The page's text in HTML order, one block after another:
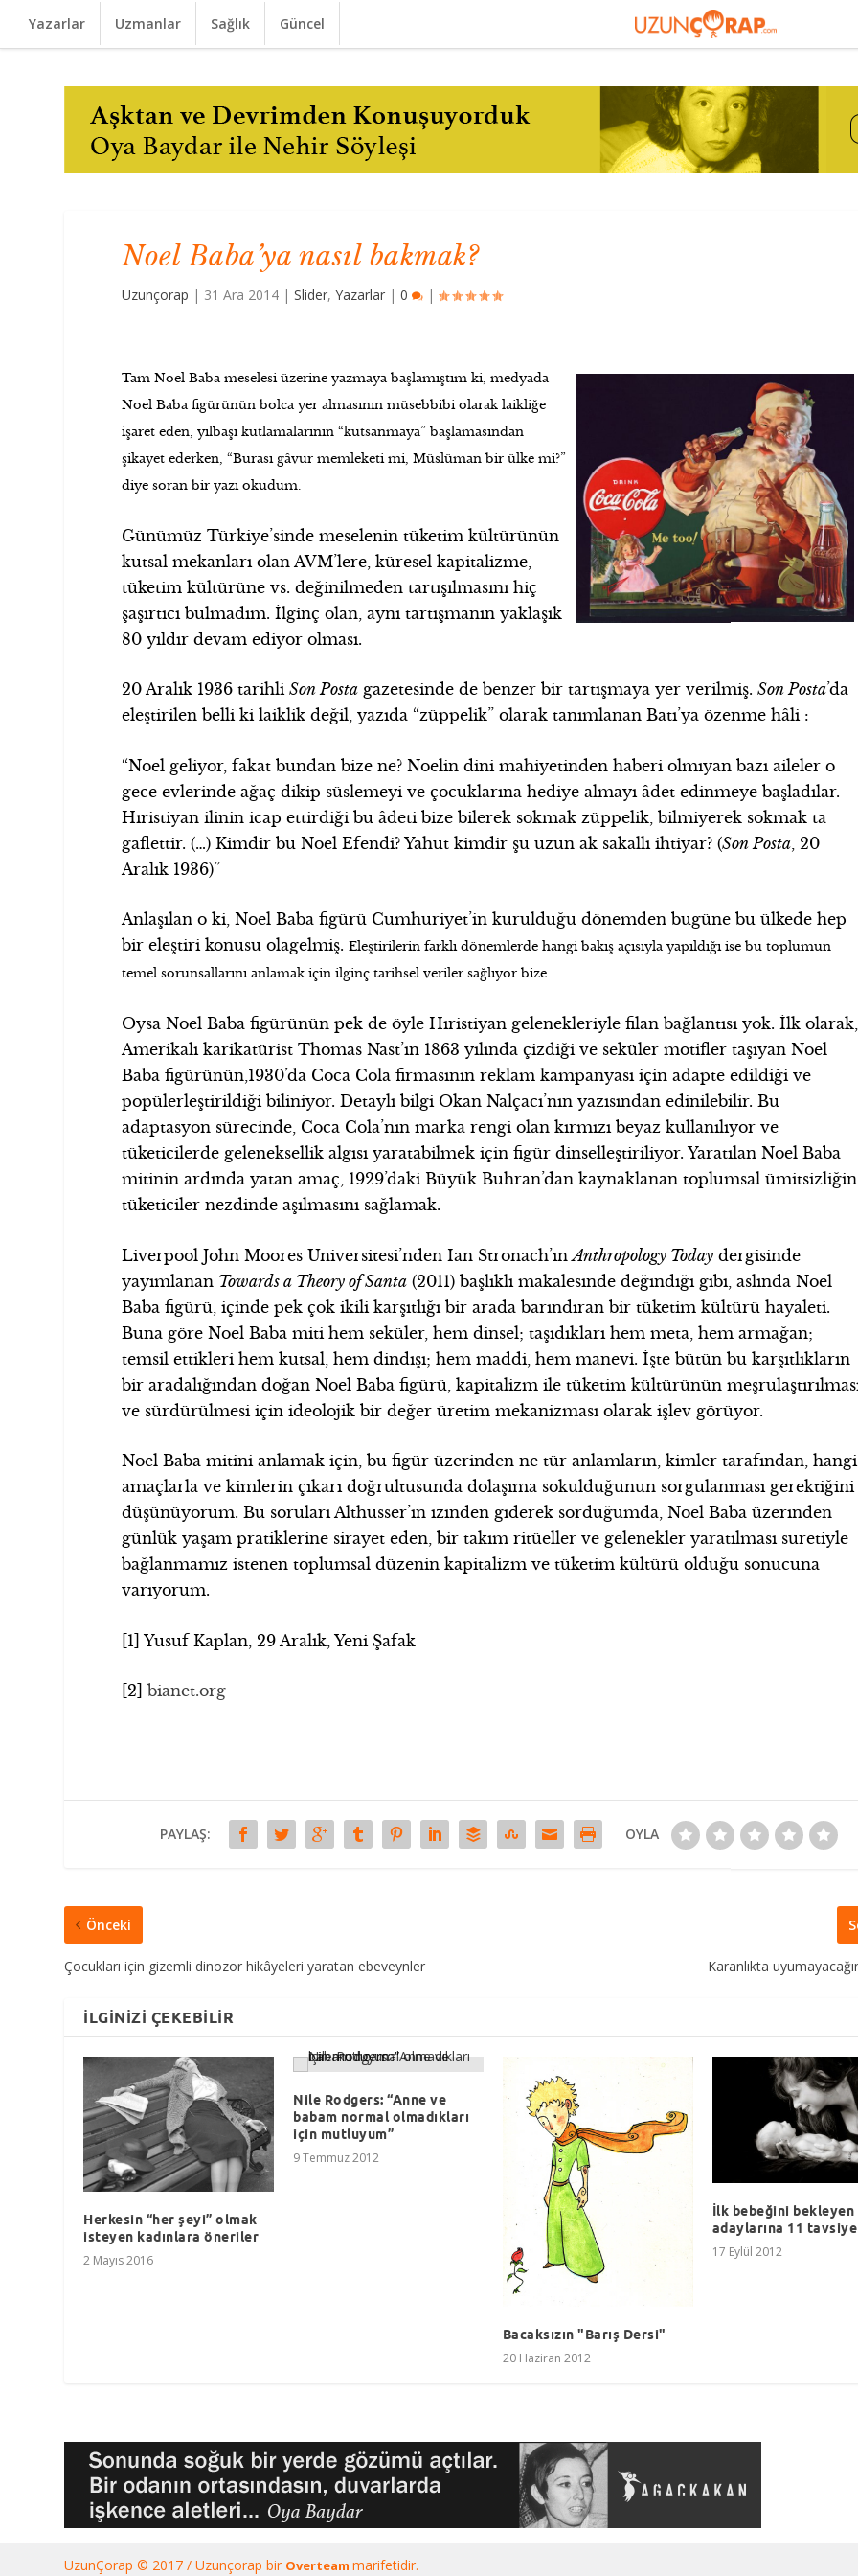
Yazarlar Uzmanlar Sağlık Güncel
Noel Baba’ya nasıl bakmak?
Uzunçorap | 31 Ara 2014 |Slider,Yazarlar |0 |
Tam Noel Baba meselesi üzerine yazmaya başlamıştım ki, medyada
Noel Baba figürünün bolca yer almasının müsebbibi olarak laikliğe
işaret eden, yılbaşı kutlamalarının “kutsanmaya” başlamasından
şikayet ederken, “Burası gâvur memleketi mi, Müslüman bir ülke mi?”
diye soran bir yazı okudum.
Günümüz Türkiye’sinde meselenin tüketim kültürünün
kutsal mekanları olan AVM’lere, küresel kapitalizme,
tüketim kültürüne vs. değinilmeden tartışılmasını hiç
şaşırtıcı bulmadım. İlginç olan, aynı tartışmanın yaklaşık
80 yıldır devam ediyor olması.
20 Aralık 1936 tarihliSon Posta gazetesinde de benzer bir tartışmaya yer verilmiş.Son Posta’da
eleştirilen belli ki laiklik değil, yazıda “züppelik” olarak tanımlanan Batı’ya özenme hâli :
“Noel geliyor, fakat bundan bize ne? Noelin dini mahiyetinden haberi olmıyan bazı aileler o
gece evlerinde ağaç dikip süslemeyi ve çocuklarına hediye almayı âdet edinmeye başladılar.
Hıristiyan ilinin icap ettirdiği bu âdeti bize bilerek sokmak züppelik, bilmiyerek sokmak ta
gaflettir. (…) Kimdir bu Noel Efendi? Yahut kimdir şu uzun ak sakallı ihtiyar? (Son Posta , 20
Aralık 1936)”
Anlaşılan o ki, Noel Baba figürü Cumhuriyet’in kurulduğu dönemden bugüne bu ülkede hep
bir eleştiri konusu olagelmiş.Eleştirilerin farklı dönemlerde hangi bakış açısıyla yapıldığı ise bu toplumun
temel sorunsallarını anlamak için ilginç tarihsel veriler sağlıyor bize.
Oysa Noel Baba figürünün pek de öyle Hıristiyan gelenekleriyle filan bağlantısı yok. İlk olarak,
Amerikalı karikatürist Thomas Nast’ın 1863 yılında çizdiği ve seküler motifler taşıyan Noel
Baba figürünün,1930’da Coca Cola firmasının reklam kampanyası için adapte edildiği ve
popülerleştirildiği biliniyor. Detaylı bilgi Okan Nalçacı’nın yazısından edinilebilir. Bu
adaptasyon sürecinde, Coca Cola’nın marka rengi olan kırmızı beyaz kullanılıyor ve
tüketicilerde geleneksellik algısı yaratabilmek için figür dinselleştiriliyor. Yaratılan Noel Baba
mitinin ardında yatan amaç, 1929’daki Büyük Buhran’dan kaynaklanan toplumsal ümitsizliğin
tüketiciler nezdinde aşılmasını sağlamak.
Liverpool John Moores Universitesi’nden Ian Stronach’ınAnthropology Today dergisinde
yayımlanan Towards a Theory of Santa (2011) başlıklı makalesinde değindiği gibi, aslında Noel
Baba figürü, içinde pek çok ikili karşıtlığı bir arada barındıran bir tüketim kültürü hayaleti.
Buna göre Noel Baba miti hem seküler, hem dinsel; taşıdıkları hem meta, hem armağan;
temsil ettikleri hem kutsal, hem dindışı; hem maddi, hem manevi. İşte bütün bu karşıtlıkların
bir aradalığından doğan Noel Baba figürü, kapitalizm ile tüketim kültürünün
ve sürdürülmesi için ideolojik bir değer üretim mekanizması olarak işlev görüyor.
Noel Baba mitini anlamak için, bu figür üzerinden ne tür anlamların, kimler tarafından, hangi
amaçlarla ve kimlerin çıkarı doğrultusunda dolaşıma sokulduğunun sorgulanması gerektiğini
düşünüyorum. Bu soruları Althusser’in izinden giderek sorduğumda, Noel Baba üzerinden
günlük yaşam pratiklerine sirayet eden, bir takım ritüeller ve gelenekler yaratılması suretiyle
bağlanmamız istenen toplumsal düzenin kapitalizm ve tüketim kültürü olduğu sonucuna
varıyorum.
[1] Yusuf Kaplan, 29 Aralık, Yeni Şafak
[2]bianet.org
PAYLAŞ: OYLA
Önceki
Çocukları için gizemli dinozor hikâyeleri yaratan ebeveynler Karanlıkta
İLGINIZI ÇEKEBILIR
Herkesin “her şeyi” olmak
isteyen kadınlara öneriler
2 Mayıs 2016
Nile Rodgers: “Anne ve
babam normal olmadıkları
için mutluyum”
9 Temmuz 2012
Bacaksızın "Barış Dersi"
20 Haziran 2012
İlk bebeğini bekleyen
adaylarına 11 tavsiye
17 Eylül 2012
UzunÇorap © 2017 / Uzunçorap bir Overteammarifetidir.